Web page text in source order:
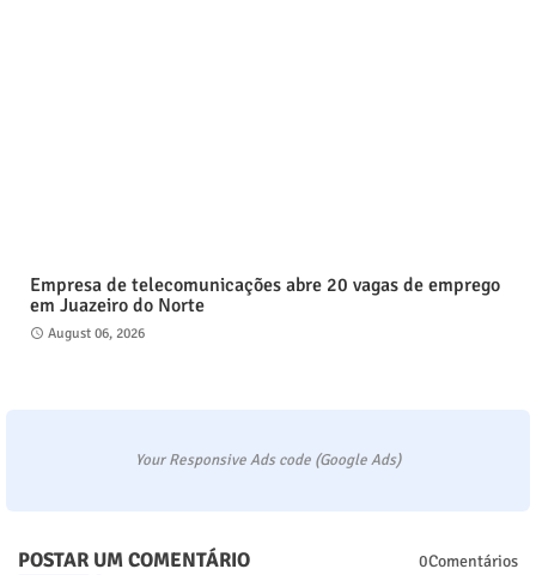
Empresa de telecomunicações abre 20 vagas de emprego
em Juazeiro do Norte
August 06, 2026
Your Responsive Ads code (Google Ads)
POSTAR UM COMENTÁRIO 0Comentários